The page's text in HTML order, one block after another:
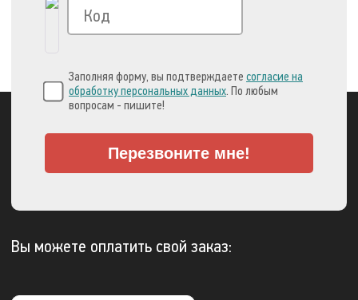
Заполняя форму, вы подтверждаете согласие на
обработку персональных данных. По любым
вопросам - пишите!
Перезвоните мне!
Вы можете оплатить свой заказ: